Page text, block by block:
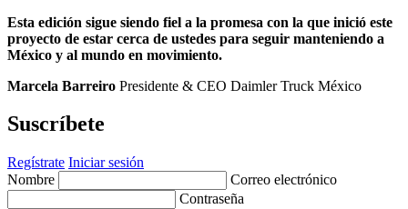
Esta edición sigue siendo fiel a la promesa con la que inició este
proyecto de estar cerca de ustedes para seguir manteniendo a
México y al mundo en movimiento.
Marcela Barreiro Presidente & CEO Daimler Truck México
Suscríbete
Regístrate Iniciar sesión
Nombre
Correo electrónico
Contraseña